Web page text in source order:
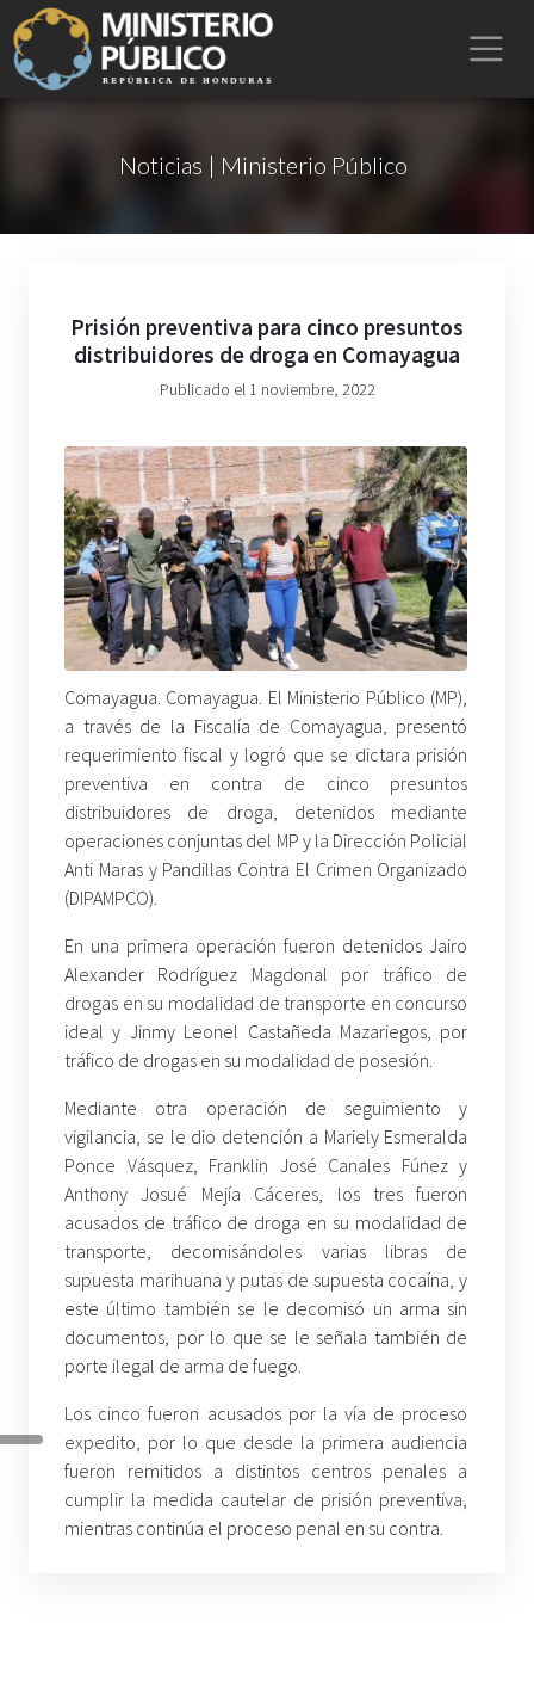
Noticias | Ministerio Público
Prisión preventiva para cinco presuntos
distribuidores de droga en Comayagua
Publicado el 1 noviembre, 2022
Comayagua. Comayagua. El Ministerio Público (MP),
a través de la Fiscalía de Comayagua, presentó
requerimiento fiscal y logró que se dictara prisión
preventiva en contra de cinco presuntos
distribuidores de droga, detenidos mediante
operaciones conjuntas del MP y la Dirección Policial
Anti Maras y Pandillas Contra El Crimen Organizado
(DIPAMPCO).
En una primera operación fueron detenidos Jairo
Alexander Rodríguez Magdonal por tráfico de
drogas en su modalidad de transporte en concurso
ideal y Jinmy Leonel Castañeda Mazariegos, por
tráfico de drogas en su modalidad de posesión.
Mediante otra operación de seguimiento y
vigilancia, se le dio detención a Mariely Esmeralda
Ponce Vásquez, Franklin José Canales Fúnez y
Anthony Josué Mejía Cáceres, los tres fueron
acusados de tráfico de droga en su modalidad de
transporte, decomisándoles varias libras de
supuesta marihuana y putas de supuesta cocaína, y
este último también se le decomisó un arma sin
documentos, por lo que se le señala también de
porte ilegal de arma de fuego.
Los cinco fueron acusados por la vía de proceso
expedito, por lo que desde la primera audiencia
fueron remitidos a distintos centros penales a
cumplir la medida cautelar de prisión preventiva,
mientras continúa el proceso penal en su contra.